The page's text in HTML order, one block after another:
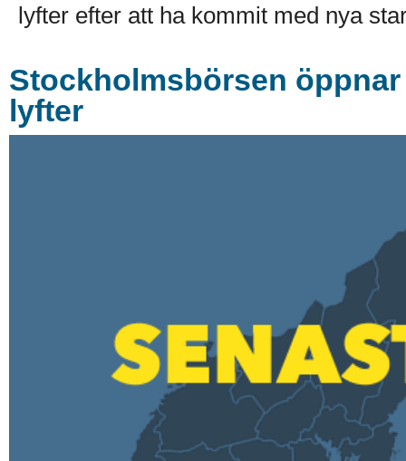
lyfter efter att ha kommit med nya
Stockholmsbörsen
lyfter